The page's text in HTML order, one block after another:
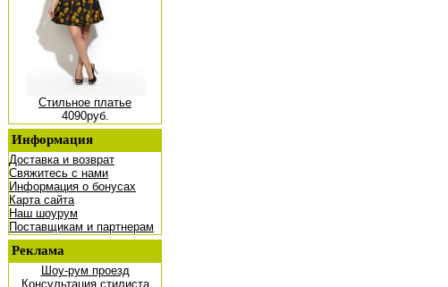
Стильное платье
4090руб.
Информация
Доставка и возврат
Свяжитесь с нами
Информация о бонусах
Карта сайта
Наш шоурум
Поставщикам и партнерам
Реклама
Шоу-рум проезд
Консультация стилиста